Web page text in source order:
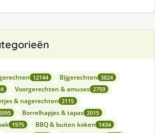
12144 Bijgerechten 3824
Voorgerechten & amuses 2759
& nagerechten 2115
Borrelhapjes & tapas 2015
1975 BBQ & buiten koken 1434